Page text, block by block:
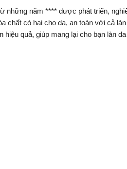
những năm **** được phát triển,
chất có hại cho da, an toàn với cả
quả, giúp mang lại cho bạn làn